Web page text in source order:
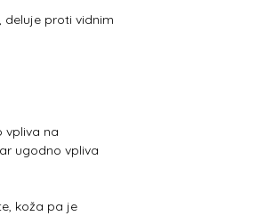
deluje proti vidnim
vpliva na
ugodno vpliva
koža pa je